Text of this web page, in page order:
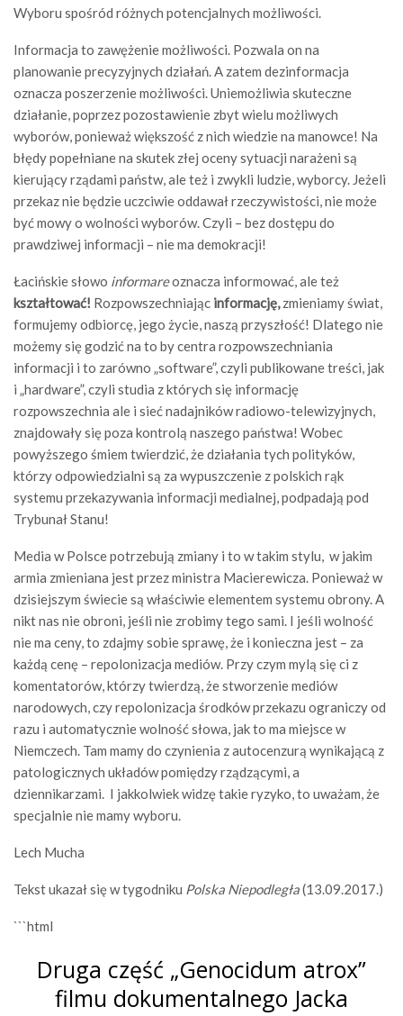
Wyboru spośród różnych potencjalnych możliwości.
Informacja to zawężenie możliwości. Pozwala on na
planowanie precyzyjnych działań. A zatem dezinformacja
oznacza poszerzenie możliwości. Uniemożliwia skuteczne
działanie, poprzez pozostawienie zbyt wielu możliwych
wyborów, ponieważ większość z nich wiedzie na manowce! Na
błędy popełniane na skutek złej oceny sytuacji narażeni są
kierujący rządami państw, ale też i zwykli ludzie, wyborcy. Jeżeli
przekaz nie będzie uczciwie oddawał rzeczywistości, nie może
być mowy o wolności wyborów. Czyli – bez dostępu do
prawdziwej informacji – nie ma demokracji!
Łacińskie słowo informareoznacza informować, ale też
kształtować! Rozpowszechniając informację,zmieniamy świat,
formujemy odbiorcę, jego życie, naszą przyszłość! Dlatego nie
możemy się godzić na to by centra rozpowszechniania
informacji i to zarówno „software”, czyli publikowane treści, jak
i „hardware”, czyli studia z których się informację
rozpowszechnia ale i sieć nadajników radiowo-telewizyjnych,
znajdowały się poza kontrolą naszego państwa! Wobec
powyższego śmiem twierdzić, że działania tych polityków,
którzy odpowiedzialni są za wypuszczenie z polskich rąk
systemu przekazywania informacji medialnej, podpadają pod
Trybunał Stanu!
Media w Polsce potrzebują zmiany i to w takim stylu, w jakim
armia zmieniana jest przez ministra Macierewicza. Ponieważ w
dzisiejszym świecie są właściwie elementem systemu obrony. A
nikt nas nie obroni, jeśli nie zrobimy tego sami. I jeśli wolność
nie ma ceny, to zdajmy sobie sprawę, że i konieczna jest – za
każdą cenę – repolonizacja mediów. Przy czym mylą się ci z
komentatorów, którzy twierdzą, że stworzenie mediów
narodowych, czy repolonizacja środków przekazu ograniczy od
razu i automatycznie wolność słowa, jak to ma miejsce w
Niemczech. Tam mamy do czynienia z autocenzurą wynikającą z
patologicznych układów pomiędzy rządzącymi, a
dziennikarzami. I jakkolwiek widzę takie ryzyko, to uważam, że
specjalnie nie mamy wyboru.
Lech Mucha
Tekst ukazał się w tygodniku Polska Niepodległa(13.09.2017.)
```html
Druga część „Genocidum atrox”
filmu dokumentalnego Jacka